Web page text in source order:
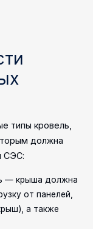
типы кровель,
должна
СЭС:
— крыша должна
от панелей,
а также